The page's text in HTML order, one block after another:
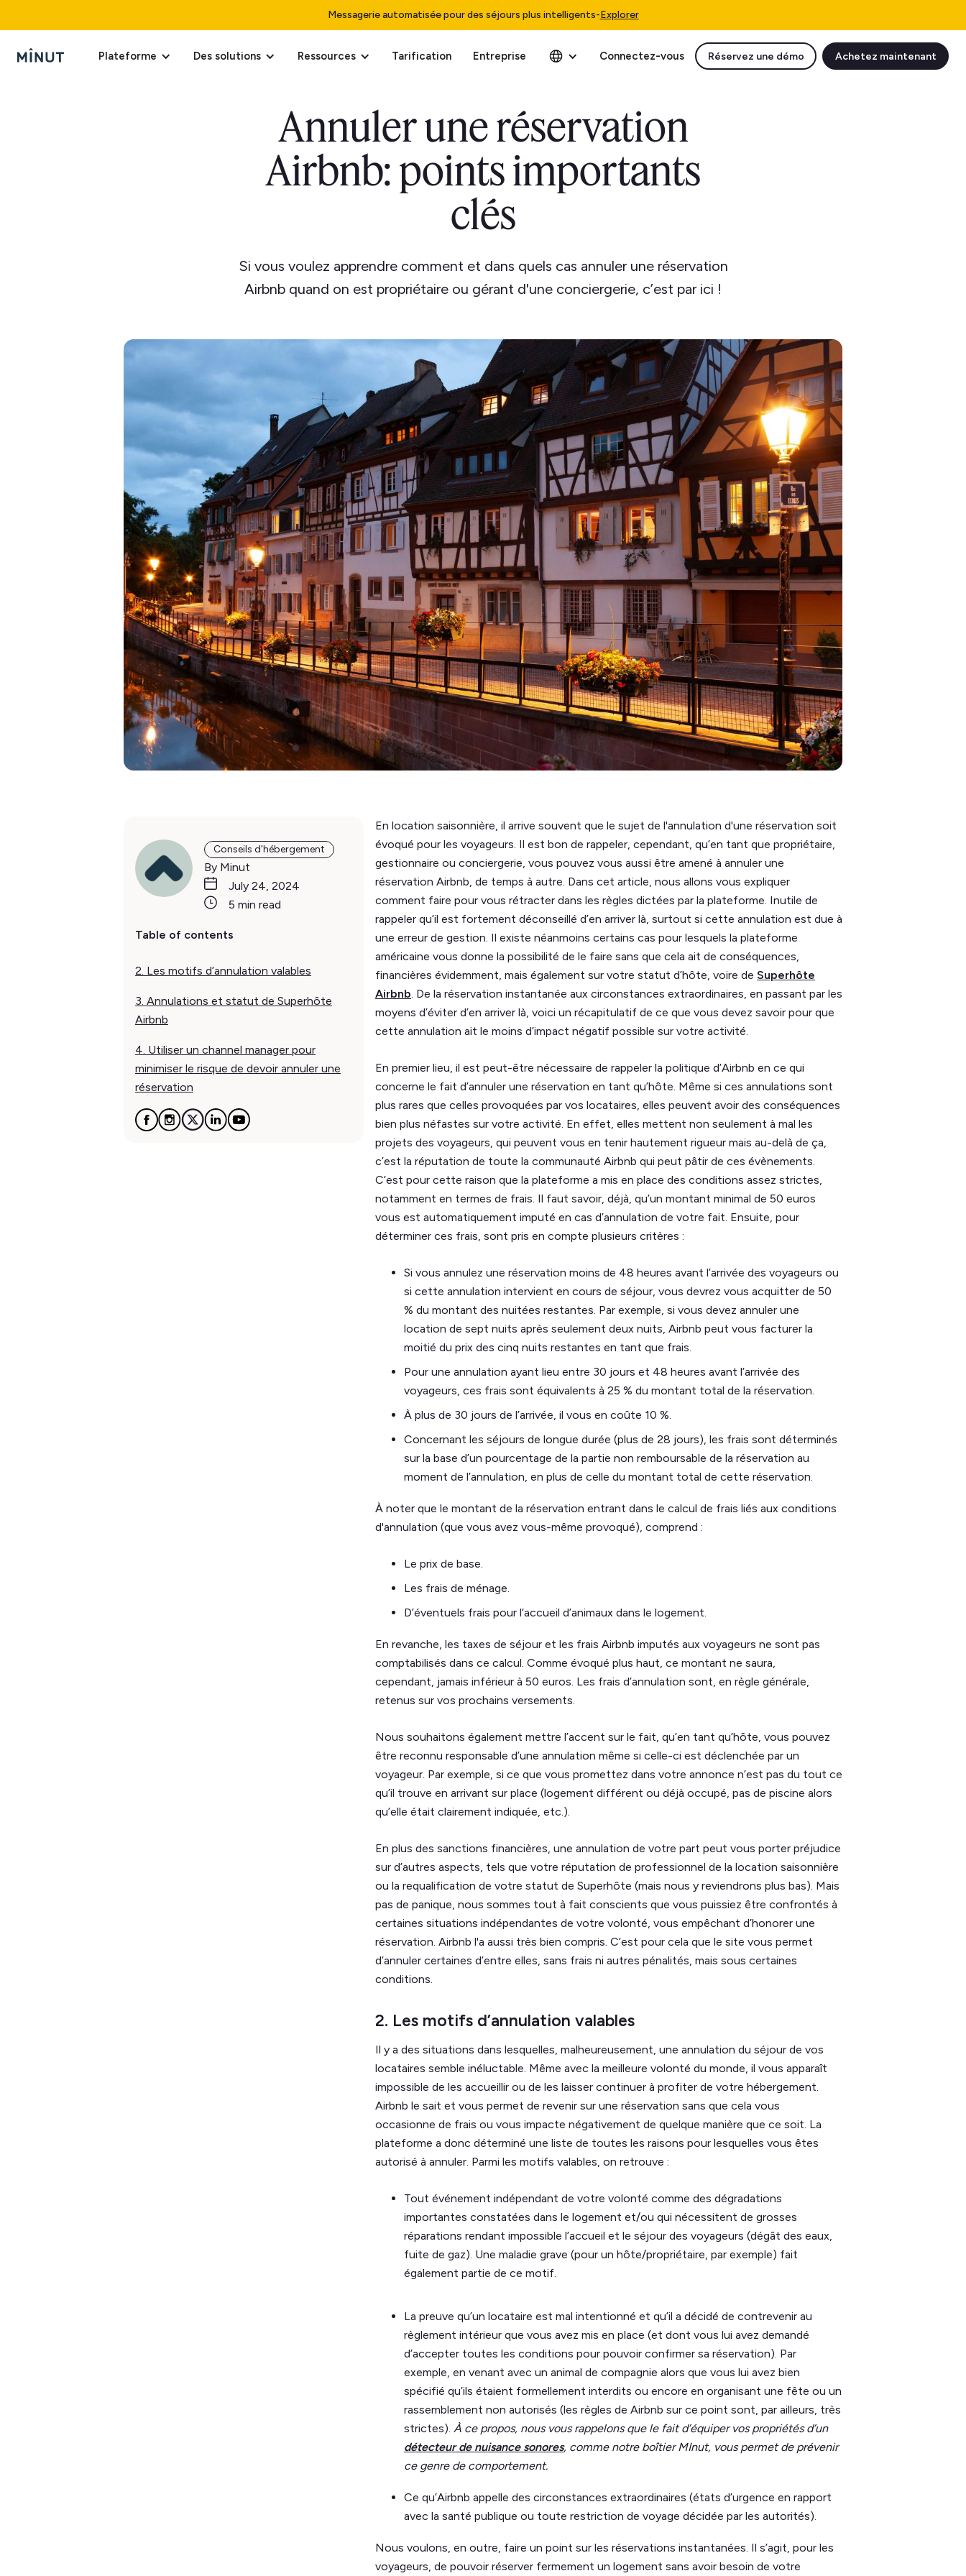
Messagerie automatisée pour des séjours plus intelligents-Explorer
Plateforme Des solutions Ressources Tarification Entreprise Connectez-vous Réservez une démo Achetez maintenant
Annuler une réservation
Airbnb: points importants
clés
Si vous voulez apprendre comment et dans quels cas annuler une réservation
Airbnb quand on est propriétaire ou gérant d'une conciergerie, c’est par ici !
Conseils d'hébergement
By Minut
July 24, 2024
5 min read
Table of contents
2. Les motifs d’annulation valables
3. Annulations et statut de Superhôte
Airbnb
4. Utiliser un channel manager pour
minimiser le risque de devoir annuler une
réservation
En location saisonnière, il arrive souvent que le sujet de l'annulation d'une réservation soit
évoqué pour les voyageurs. Il est bon de rappeler, cependant, qu’en tant que propriétaire,
gestionnaire ou conciergerie, vous pouvez vous aussi être amené à annuler une
réservation Airbnb, de temps à autre. Dans cet article, nous allons vous expliquer
comment faire pour vous rétracter dans les règles dictées par la plateforme. Inutile de
rappeler qu’il est fortement déconseillé d’en arriver là, surtout si cette annulation est due à
une erreur de gestion. Il existe néanmoins certains cas pour lesquels la plateforme
américaine vous donne la possibilité de le faire sans que cela ait de conséquences,
financières évidemment, mais également sur votre statut d’hôte, voire de Superhôte
Airbnb. De la réservation instantanée aux circonstances extraordinaires, en passant par les
moyens d’éviter d’en arriver là, voici un récapitulatif de ce que vous devez savoir pour que
cette annulation ait le moins d’impact négatif possible sur votre activité.
En premier lieu, il est peut-être nécessaire de rappeler la politique d’Airbnb en ce qui
concerne le fait d’annuler une réservation en tant qu’hôte. Même si ces annulations sont
plus rares que celles provoquées par vos locataires, elles peuvent avoir des conséquences
bien plus néfastes sur votre activité. En effet, elles mettent non seulement à mal les
projets des voyageurs, qui peuvent vous en tenir hautement rigueur mais au-delà de ça,
c’est la réputation de toute la communauté Airbnb qui peut pâtir de ces évènements.
C’est pour cette raison que la plateforme a mis en place des conditions assez strictes,
notamment en termes de frais. Il faut savoir, déjà, qu’un montant minimal de 50 euros
vous est automatiquement imputé en cas d’annulation de votre fait. Ensuite, pour
déterminer ces frais, sont pris en compte plusieurs critères :
Si vous annulez une réservation moins de 48 heures avant l’arrivée des voyageurs ou
si cette annulation intervient en cours de séjour, vous devrez vous acquitter de 50
% du montant des nuitées restantes. Par exemple, si vous devez annuler une
location de sept nuits après seulement deux nuits, Airbnb peut vous facturer la
moitié du prix des cinq nuits restantes en tant que frais.
Pour une annulation ayant lieu entre 30 jours et 48 heures avant l’arrivée des
voyageurs, ces frais sont équivalents à 25 % du montant total de la réservation.
À plus de 30 jours de l’arrivée, il vous en coûte 10 %.
Concernant les séjours de longue durée (plus de 28 jours), les frais sont déterminés
sur la base d’un pourcentage de la partie non remboursable de la réservation au
moment de l’annulation, en plus de celle du montant total de cette réservation.
À noter que le montant de la réservation entrant dans le calcul de frais liés aux conditions
d'annulation (que vous avez vous-même provoqué), comprend :
Le prix de base.
Les frais de ménage.
D’éventuels frais pour l’accueil d’animaux dans le logement.
En revanche, les taxes de séjour et les frais Airbnb imputés aux voyageurs ne sont pas
comptabilisés dans ce calcul. Comme évoqué plus haut, ce montant ne saura,
cependant, jamais inférieur à 50 euros. Les frais d’annulation sont, en règle générale,
retenus sur vos prochains versements.
Nous souhaitons également mettre l’accent sur le fait, qu’en tant qu’hôte, vous pouvez
être reconnu responsable d’une annulation même si celle-ci est déclenchée par un
voyageur. Par exemple, si ce que vous promettez dans votre annonce n’est pas du tout ce
qu’il trouve en arrivant sur place (logement différent ou déjà occupé, pas de piscine alors
qu’elle était clairement indiquée, etc.).
En plus des sanctions financières, une annulation de votre part peut vous porter préjudice
sur d’autres aspects, tels que votre réputation de professionnel de la location saisonnière
ou la requalification de votre statut de Superhôte (mais nous y reviendrons plus bas). Mais
pas de panique, nous sommes tout à fait conscients que vous puissiez être confrontés à
certaines situations indépendantes de votre volonté, vous empêchant d’honorer une
réservation. Airbnb l'a aussi très bien compris. C’est pour cela que le site vous permet
d’annuler certaines d’entre elles, sans frais ni autres pénalités, mais sous certaines
conditions.
2. Les motifs d’annulation valables
Il y a des situations dans lesquelles, malheureusement, une annulation du séjour de vos
locataires semble inéluctable. Même avec la meilleure volonté du monde, il vous apparaît
impossible de les accueillir ou de les laisser continuer à profiter de votre hébergement.
Airbnb le sait et vous permet de revenir sur une réservation sans que cela vous
occasionne de frais ou vous impacte négativement de quelque manière que ce soit. La
plateforme a donc déterminé une liste de toutes les raisons pour lesquelles vous êtes
autorisé à annuler. Parmi les motifs valables, on retrouve :
Tout événement indépendant de votre volonté comme des dégradations
importantes constatées dans le logement et/ou qui nécessitent de grosses
réparations rendant impossible l’accueil et le séjour des voyageurs (dégât des eaux,
fuite de gaz). Une maladie grave (pour un hôte/propriétaire, par exemple) fait
également partie de ce motif.
La preuve qu’un locataire est mal intentionné et qu’il a décidé de contrevenir au
règlement intérieur que vous avez mis en place (et dont vous lui avez demandé
d’accepter toutes les conditions pour pouvoir confirmer sa réservation). Par
exemple, en venant avec un animal de compagnie alors que vous lui avez bien
spécifié qu’ils étaient formellement interdits ou encore en organisant une fête ou un
rassemblement non autorisés (les règles de Airbnb sur ce point sont, par ailleurs, très
strictes). À ce propos, nous vous rappelons que le fait d’équiper vos propriétés d’un
détecteur de nuisance sonores, comme notre boîtier MInut, vous permet de prévenir
ce genre de comportement.
Ce qu’Airbnb appelle des circonstances extraordinaires (états d’urgence en rapport
avec la santé publique ou toute restriction de voyage décidée par les autorités).
Nous voulons, en outre, faire un point sur les réservations instantanées. Il s’agit, pour les
voyageurs, de pouvoir réserver fermement un logement sans avoir besoin de votre